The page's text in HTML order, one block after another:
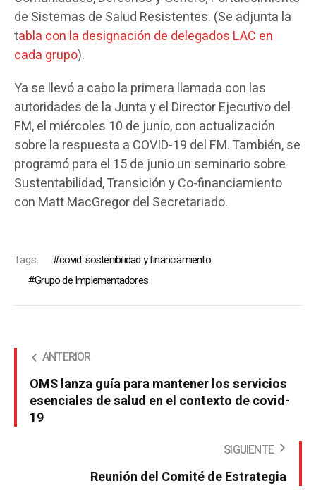
de Sistemas de Salud Resistentes. (Se adjunta la
tabla con la designación de delegados LAC en
cada grupo).
Ya se llevó a cabo la primera llamada con las
autoridades de la Junta y el Director Ejecutivo del
FM, el miércoles 10 de junio, con actualización
sobre la respuesta a COVID-19 del FM. También, se
programó para el 15 de junio un seminario sobre
Sustentabilidad, Transición y Co-financiamiento
con Matt MacGregor del Secretariado.
Tags:
covid. sostenibilidad y financiamiento
Grupo de Implementadores
ANTERIOR
OMS lanza guía para mantener los servicios
esenciales de salud en el contexto de covid-
19
SIGUIENTE
Reunión del Comité de Estrategia